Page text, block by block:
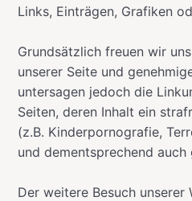
Links, Einträgen, Grafiken
Grundsätzlich freuen wir
unserer Seite und
untersagen jedoch die
Seiten, deren Inhalt ein
(z.B. Kinderpornografie,
und dementsprechend
Der weitere Besuch unserer